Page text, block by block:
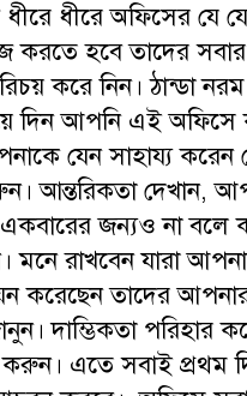
ধীরে অফিসের যে
করতে হবে তাদের
করে নিন। ঠান্ডা
দিন আপনি এই অফিসে
যেন সাহায্য করেন
আন্তরিকতা দেখান,
জন্যও না বলে
মনে রাখবেন যারা
করেছেন তাদের
দাম্ভিকতা পরিহার
এতে সবাই প্রথম